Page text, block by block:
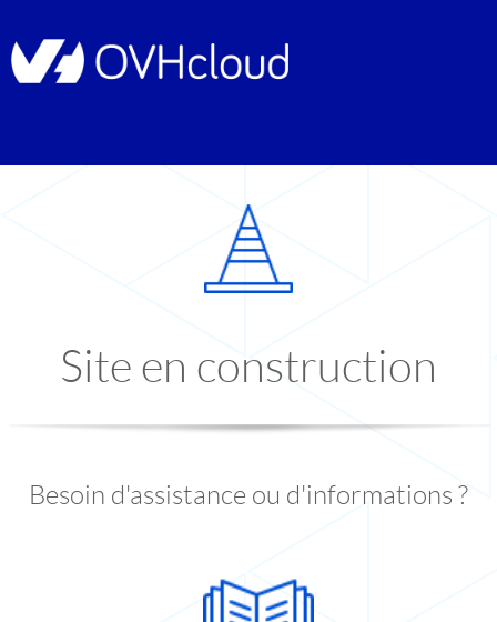
Site en construction
Besoin d'assistance ou d'informations ?